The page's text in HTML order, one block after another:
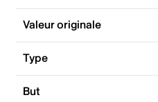
Valeur originale
Type
But